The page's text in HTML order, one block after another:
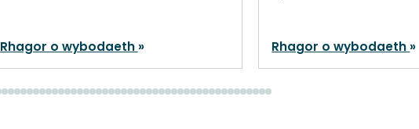
Rhagor o wybodaeth Rhagor o wybodaeth